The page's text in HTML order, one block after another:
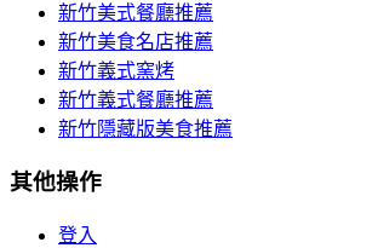
新竹美式餐廳推薦
新竹美食名店推薦
新竹義式窯烤
新竹義式餐廳推薦
新竹隱藏版美食推薦
其他操作
登入